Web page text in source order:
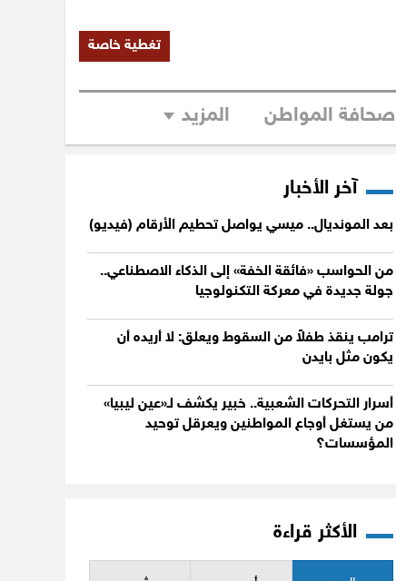
تغطية خاصة
صحافة المواطن المزيد
آخر الأخبار
بعد المونديال.. ميسي يواصل تحطيم الأرقام (فيديو)
من الحواسب «فائقة الخفة» إلى الذكاء الاصطناعي..
جولة جديدة في معركة التكنولوجيا
ترامب ينقذ طفلاً من السقوط ويعلق: لا أريده أن
يكون مثل بايدن
أسرار التحركات الشعبية.. خبير يكشف لـ«عين ليبيا»
من يستغل أوجاع المواطنين ويعرقل توحيد
المؤسسات؟
الأكثر قراءة